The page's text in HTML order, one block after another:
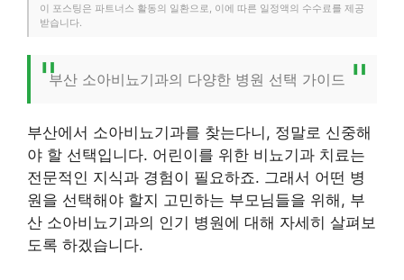
이 포스팅은 파트너스 활동의 일환으로, 이에 따른 일정액의 수수료를 제공
받습니다.
부산 소아비뇨기과의 다양한 병원 선택 가이드
부산에서 소아비뇨기과를 찾는다니, 정말로 신중해
야 할 선택입니다. 어린이를 위한 비뇨기과 치료는
전문적인 지식과 경험이 필요하죠. 그래서 어떤 병
원을 선택해야 할지 고민하는 부모님들을 위해, 부
산 소아비뇨기과의 인기 병원에 대해 자세히 살펴보
도록 하겠습니다.